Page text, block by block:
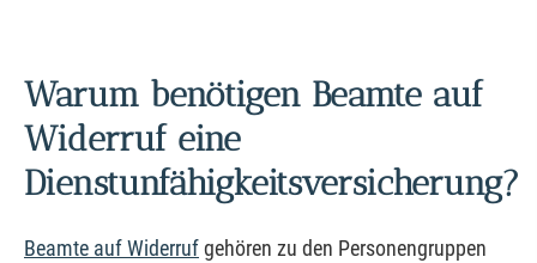
Warum benötigen Beamte auf
Widerruf eine
Dienstunfähigkeitsversicherung?
Beamte auf Widerrufgehören zu den Per­sonengruppen